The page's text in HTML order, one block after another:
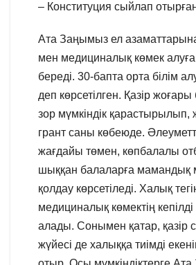
– Конституция сыйлап
Ата Заңымыз ел азаматтарына
мен медициналық көмек алуға
береді. 30-бапта орта білім
деп көрсетілген. Қазір жоғары
зор мүмкіндік
грант саны көбеюде.
жағдайы төмен, көпбалалы
шыққан балаларға мамандық
қолдау көрсетіледі. Халық
медициналық көмектің кепілді
алады. Сонымен қатар, қазір
жүйесі де халыққа тиімді